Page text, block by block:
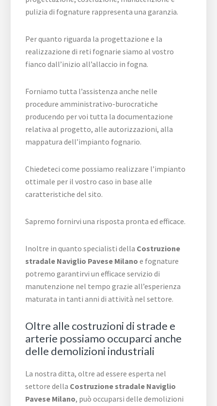
pulizia di fognature rappresenta una garanzia.
Per quanto riguarda la progettazione e la
realizzazione di reti fognarie siamo al vostro
fianco dall’inizio all’allaccio in fogna.
Forniamo tutta l’assistenza anche nelle
procedure amministrativo-burocratiche
producendo per voi tutta la documentazione
relativa al progetto, alle autorizzazioni, alla
mappatura dell’impianto fognario.
Chiedeteci come possiamo realizzare l’impianto
ottimale per il vostro caso in base alle
caratteristiche del sito.
Sapremo fornirvi una risposta pronta ed efficace.
Inoltre in quanto specialisti della Costruzione
stradale Naviglio Pavese Milano e fognature
potremo garantirvi un efficace servizio di
manutenzione nel tempo grazie all’esperienza
maturata in tanti anni di attività nel settore.
Oltre alle costruzioni di strade e
arterie possiamo occuparci anche
delle demolizioni industriali
La nostra ditta, oltre ad essere esperta nel
settore della Costruzione stradale Naviglio
Pavese Milano, può occuparsi delle demolizioni